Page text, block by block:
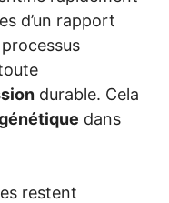
d’un rapport
durable. Cela
dans
restent